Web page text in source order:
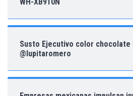
WH-XB910N
Susto Ejecutivo color chocolate
@lupitaromero